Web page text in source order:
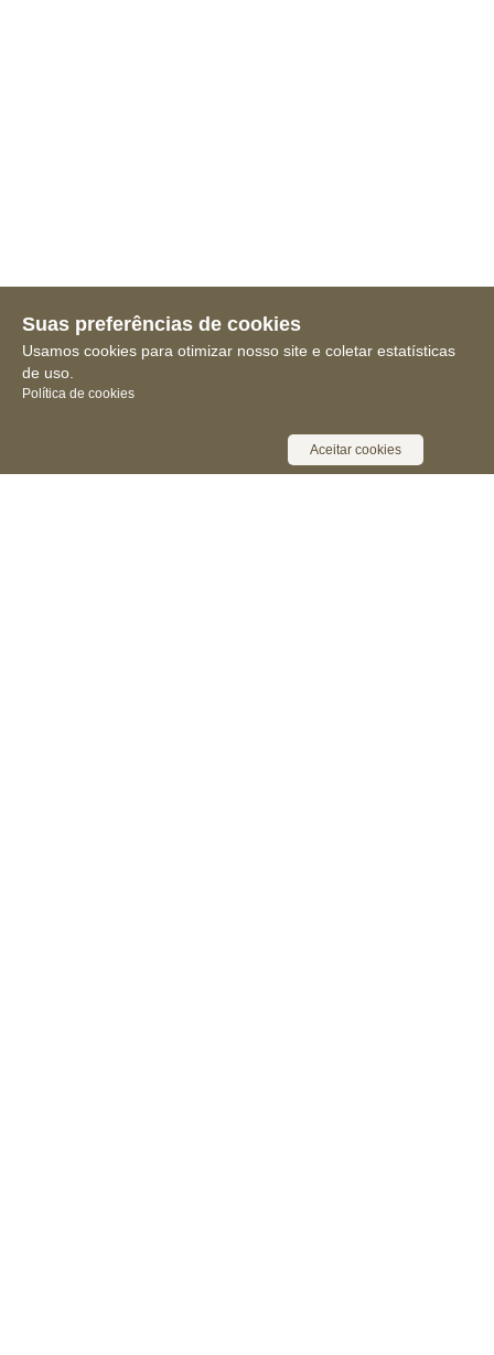
Suas preferências de cookies
Usamos cookies para otimizar nosso site e coletar estatísticas
de uso.
Política de cookies
Aceitar cookies